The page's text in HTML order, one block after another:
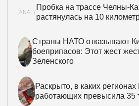
Пробка на трассе Челны-
растянулась на 10
Страны НАТО отказывают
боеприпасов: Этот жест
Зеленского
Раскрыто, в каких
работающих превысила 35